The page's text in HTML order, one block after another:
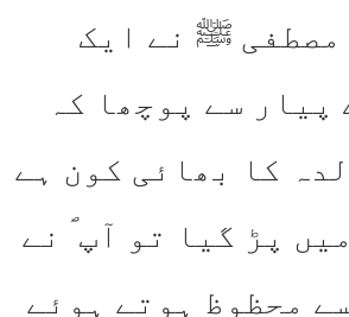
مصطفی ﷺ نے ایک
پیار سے پوچھا کہ
کا بھائی کون ہے
پڑ گیا تو آپ ؐ نے
محظوظ ہوتے ہوئے